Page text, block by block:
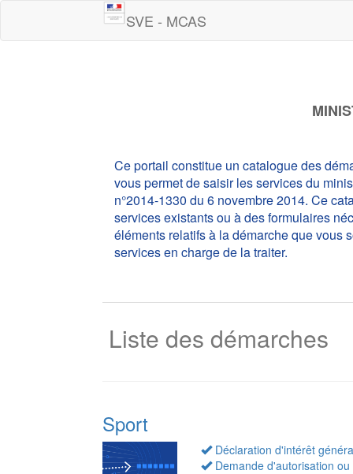
SVE - MCAS
Ce portail constitue un catalogue des
vous permet de saisir les services du
n°2014-1330 du 6 novembre 2014. Ce
services existants ou à des formulaires
éléments relatifs à la démarche que vous
services en charge de la traiter.
Liste des démarches
Sport
Déclaration d'intérêt
Demande d'autorisation